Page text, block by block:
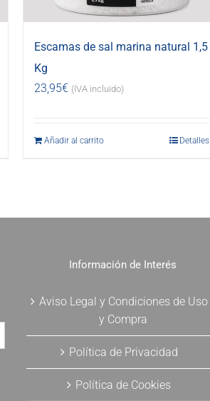
Escamas de sal marina natural 1,5
Kg
23,95€ (IVA incluido)
Añadir al carrito Detalles
Información de Interés
Aviso Legal y Condiciones de Uso
y Compra
Política de Privacidad
Política de Cookies